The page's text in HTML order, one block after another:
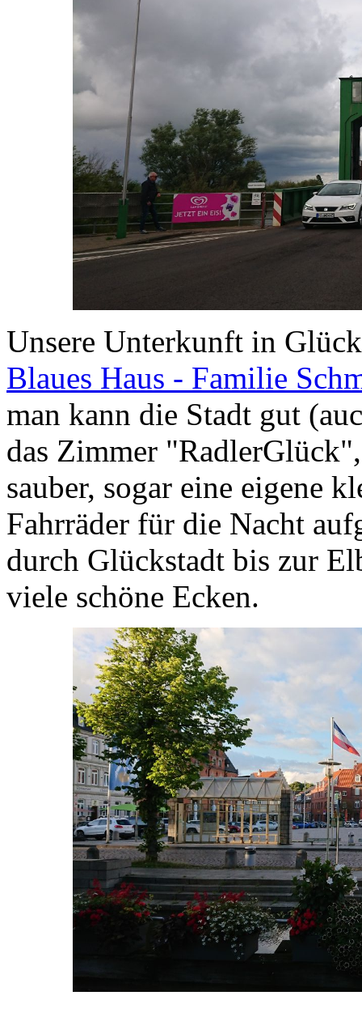
Unsere Unterkunft in
Blaues Haus - Familie
man kann die Stadt gut
das Zimmer
sauber, sogar eine eigene
Fahrräder für die Nacht
durch Glückstadt bis zur
viele schöne Ecken.